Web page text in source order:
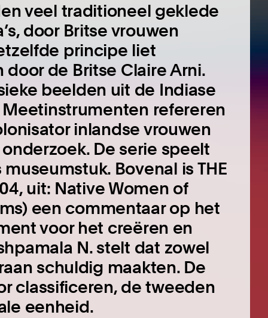
veel traditioneel geklede
door Britse vrouwen
principe liet
de Britse Claire Arni.
beelden uit de Indiase
refereren
inlandse vrouwen
De serie speelt
Bovenal is THE
uit: Native Women of
een commentaar op het
voor het creëren en
N. stelt dat zowel
schuldig maakten. De
classificeren, de tweeden
eenheid.